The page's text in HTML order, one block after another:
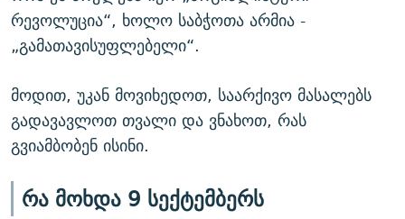
რევოლუცია“, ხოლო საბჭოთა არმია -
„გამათავისუფლებელი“.
მოდით, უკან მოვიხედოთ, საარქივო მასალებს
გადავავლოთ თვალი და ვნახოთ, რას
გვიამბობენ ისინი.
რა მოხდა 9 სექტემბერს